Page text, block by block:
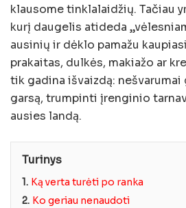
klausome tinklalaidžių. Tačiau
kurį daugelis atideda
ausinių ir dėklo pamažu
prakaitas, dulkės, makiažo ar
tik gadina išvaizdą:
garsą, trumpinti įrenginio
ausies landą.
Turinys
1. Ką verta turėti po ranka
2. Ko geriau nenaudoti